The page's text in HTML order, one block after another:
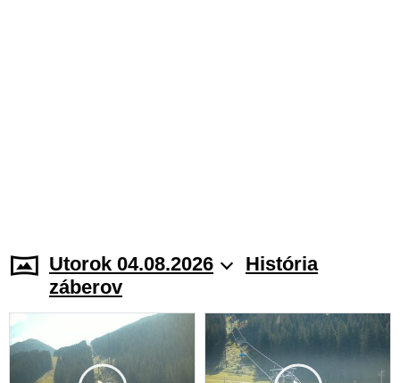
Utorok 04.08.2026
História
záberov